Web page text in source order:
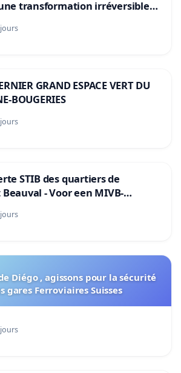
transformation irréversible
»
GRAND ESPACE VERT DU
BOUGERIES
STIB des quartiers de
- Voor een MIVB-
wijken Strombeek en Het
Diégo , agissons pour la sécurité
gares Ferroviaires Suisses